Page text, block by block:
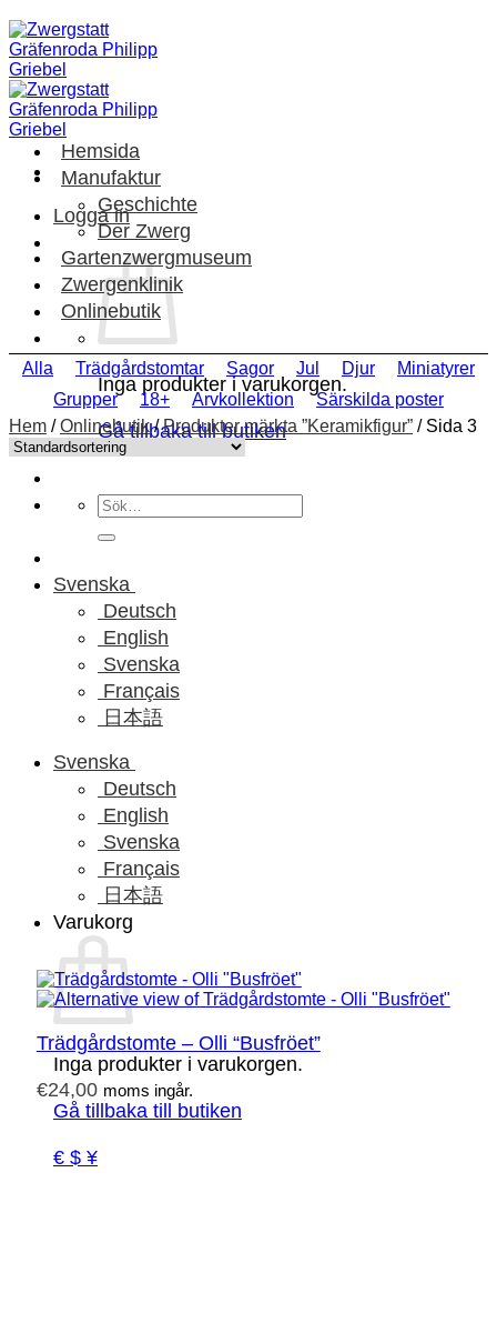
Skip
to
content
Logga in
Inga produkter i varukorgen.
Gå tillbaka till butiken
Sök
efter:
Svenska
Deutsch
English
Svenska
Français
日本語
Svenska
Deutsch
English
Svenska
Français
日本語
Varukorg
Inga produkter i varukorgen.
Gå tillbaka till butiken
€ $ ¥
Hemsida
Manufaktur
Geschichte
Der Zwerg
Gartenzwergmuseum
Zwergenklinik
Onlinebutik
Alla Trädgårdstomtar Sagor Jul Djur
Miniatyrer
Grupper
18+ Arvkollektion
Särskilda poster
Hem / Onlinebutik / Produkter märkta ”Keramikfigur” /Sida 3
Trädgårdstomte – Olli “Busfröet”
€24,00 moms ingår.